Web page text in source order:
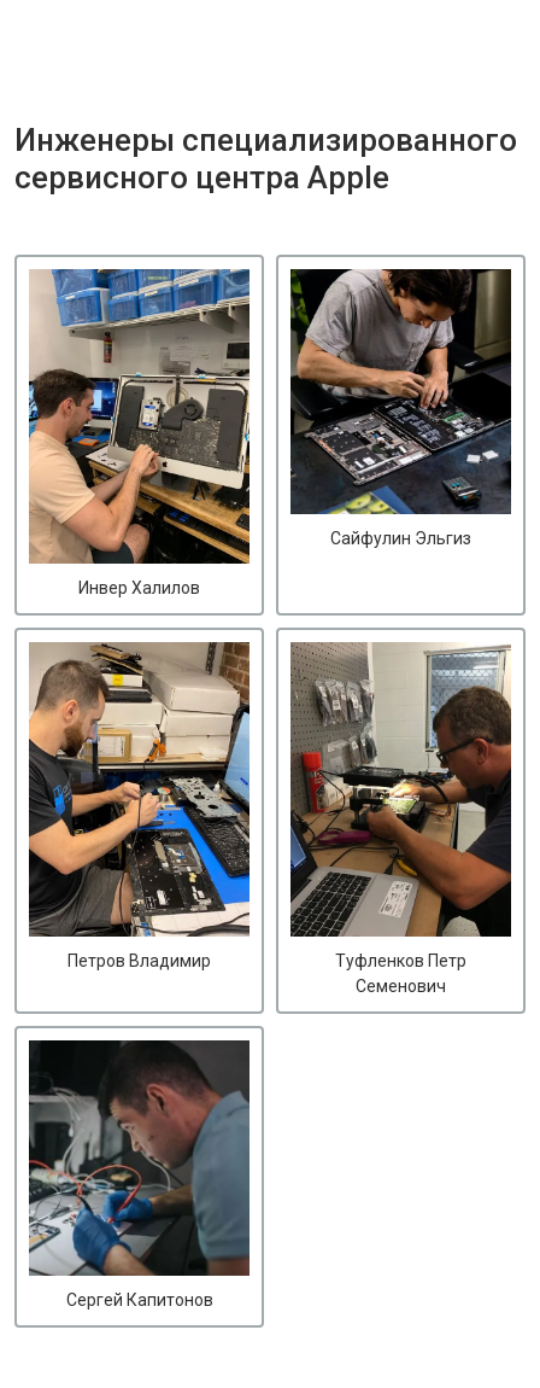
Инженеры специализированного
сервисного центра Apple
Инвер Халилов
Сайфулин Эльгиз
Петров Владимир
Туфленков Петр
Семенович
Сергей Капитонов